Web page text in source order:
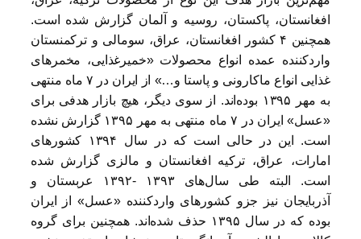
افغانستان، پاکستان، روسیه و آلمان گزارش شده است.
همچنین ۴ کشور افغانستان، عراق، سومالی و ترکمنستان
وارد‌کننده عمده انواع محصولات «خمیر‌غذایی، مخمرهای
غذایی انواع ماکارونی و پاستا و…» از ایران در ۷ ماه منتهی
به مهر ۱۳۹۵ بوده‌اند. از سوی دیگر، هیچ بازار هدفی برای
«عسل» ایران در ۷ ماه منتهی به مهر ۱۳۹۵ گزارش نشده
است. این در حالی است که در سال ۱۳۹۴ کشورهای
امارات، عراق، ترکیه افغانستان و مالزی گزارش شده
است. البته طی سال‌های ۱۳۹۳ -۱۳۹۲ عربستان و
آذربایجان نیز جزو کشورهای وارد‌کننده «عسل» از ایران
بوده که در سال ۱۳۹۵ حذف شده‌اند. همچنین برای گروه